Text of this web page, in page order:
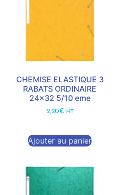
CHEMISE ELASTIQUE 3
RABATS ORDINAIRE
24×32 5/10 eme
2,20€ HT
Ajouter au panier